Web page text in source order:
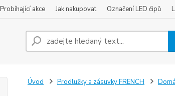
Probíhající akce Jak nakupovat Označení LED čipů
Úvod Prodlužky a zásuvky FRENCH